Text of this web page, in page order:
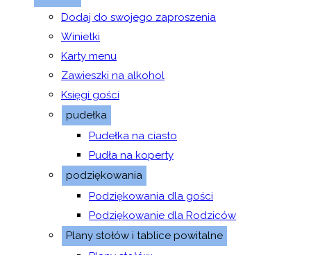
Dodaj do swojego zaproszenia
Winietki
Karty menu
Zawieszki na alkohol
Księgi gości
pudełka
Pudełka na ciasto
Pudła na koperty
podziękowania
Podziękowania dla gości
Podziękowanie dla Rodziców
Plany stołów i tablice powitalne